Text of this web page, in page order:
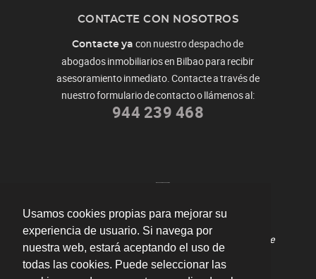
Usamos cookies propias para mejorar su
experiencia de usuario. Si navega por
nuestra web, estará aceptando el uso de
todas las cookies. Puede seleccionar las
CONTACTE CON NOSOTROS
Contacte yacon nuestro despacho de
abogados inmobiliarios en Bilbao para recibir
asesoramiento inmediato. Contacte a través de
nuestro formulario de contacto o llámenos al:
944 239 468
"Me ayudaron a redactar mi contrato de
arrendamiento y resolvieron todas mis dudas durante
el proceso."
Fernando